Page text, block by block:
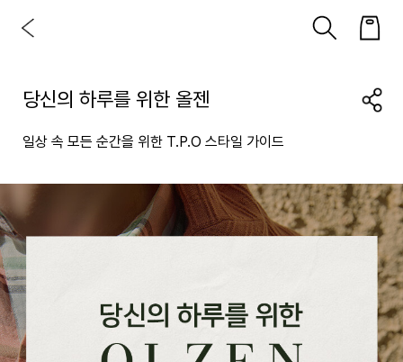
당신의 하루를 위한 올젠
일상 속 모든 순간을 위한 T.P.O 스타일 가이드